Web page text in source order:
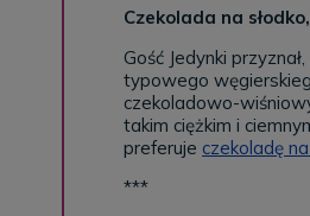
Czekolada na
Gość Jedynki
typowego
czekoladowo-
takim ciężkim i
preferuje czekoladę
***